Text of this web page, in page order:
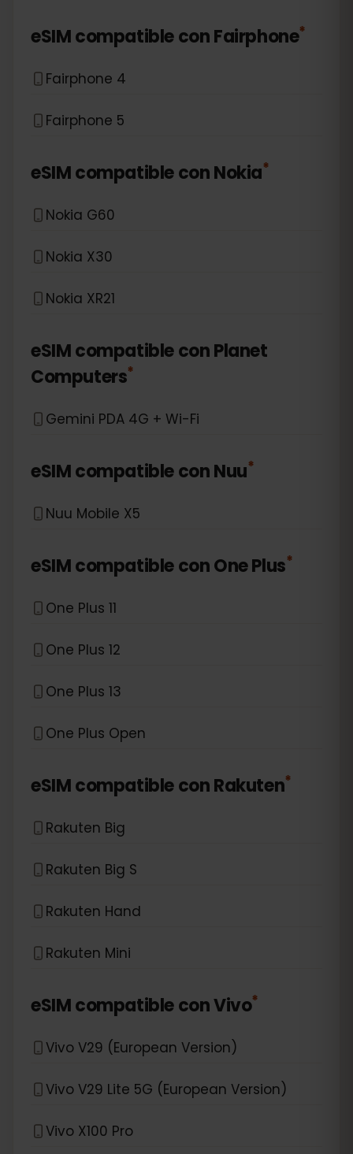
eSIM compatible conFairphone*
Fairphone 4
Fairphone 5
eSIM compatible conNokia*
Nokia G60
Nokia X30
Nokia XR21
eSIM compatible conPlanet
Computers*
Gemini PDA 4G + Wi-Fi
eSIM compatible conNuu*
Nuu Mobile X5
eSIM compatible conOne Plus*
One Plus 11
One Plus 12
One Plus 13
One Plus Open
eSIM compatible conRakuten*
Rakuten Big
Rakuten Big S
Rakuten Hand
Rakuten Mini
eSIM compatible conVivo*
Vivo V29 (European Version)
Vivo V29 Lite 5G (European Version)
Vivo X100 Pro